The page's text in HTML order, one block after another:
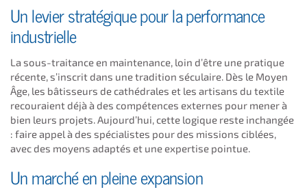
Un levier stratégique pour la performance
industrielle
La sous-traitance en maintenance, loin d’être une pratique
récente, s’inscrit dans une tradition séculaire. Dès le Moyen
Âge, les bâtisseurs de cathédrales et les artisans du textile
recouraient déjà à des compétences externes pour mener à
bien leurs projets. Aujourd’hui, cette logique reste inchangée
: faire appel à des spécialistes pour des missions ciblées,
avec des moyens adaptés et une expertise pointue.
Un marché en pleine expansion